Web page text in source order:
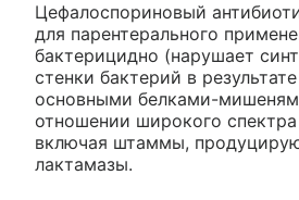
Цефалоспориновый
для парентерального
бактерицидно (нарушает
стенки бактерий в
основными белками-
отношении широкого спектра
включая штаммы,
лактамазы.